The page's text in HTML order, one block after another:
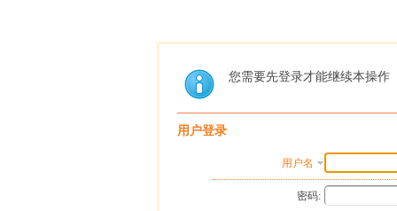
您需要先登录才能继续本操作
用户登录
用户名
密码: